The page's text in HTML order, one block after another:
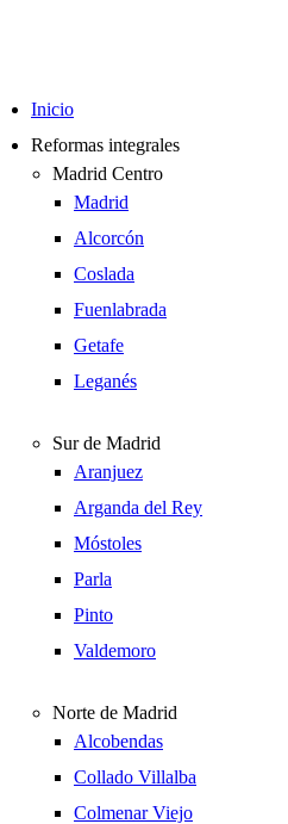
Inicio
Reformas integrales
Madrid Centro
Madrid
Alcorcón
Coslada
Fuenlabrada
Getafe
Leganés
Sur de Madrid
Aranjuez
Arganda del Rey
Móstoles
Parla
Pinto
Valdemoro
Norte de Madrid
Alcobendas
Collado Villalba
Colmenar Viejo